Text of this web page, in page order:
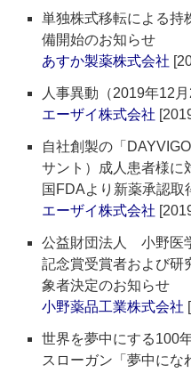
単独株式移転による持
備開始のお知らせ
あすか製薬株式会社
人事異動（2019年12月
エーザイ株式会社
自社創製の「
サント）成人患者様に
国FDAより新薬承認取
エーザイ株式会社
公益財団法人 小野医
記念賞受賞者および研
象者決定のお知らせ
小野薬品工業株式会社
世界を夢中にする100
スローガン「夢中に